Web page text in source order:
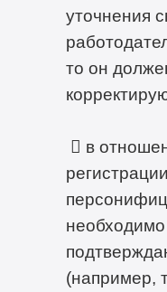
уточнения
то он
 в
необходимо
(например,